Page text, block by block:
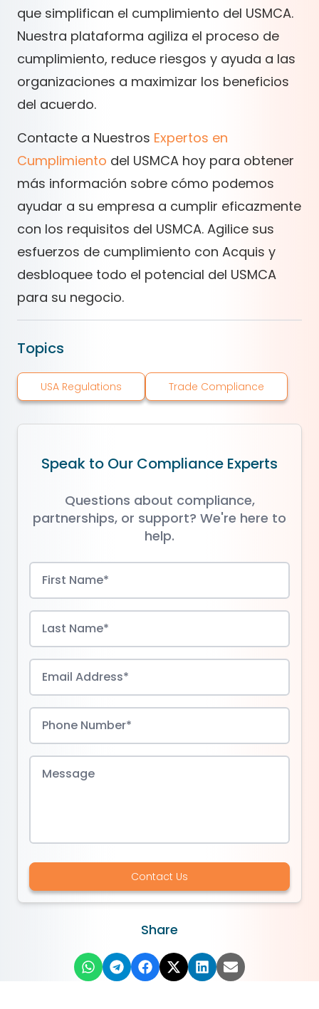
que simplifican el cumplimiento del USMCA.
Nuestra plataforma agiliza el proceso de
cumplimiento, reduce riesgos y ayuda a las
organizaciones a maximizar los beneficios
del acuerdo.
Contacte a Nuestros Expertos en
Cumplimiento del USMCA hoy para obtener
más información sobre cómo podemos
ayudar a su empresa a cumplir eficazmente
con los requisitos del USMCA. Agilice sus
esfuerzos de cumplimiento con Acquis y
desbloquee todo el potencial del USMCA
para su negocio.
Topics
USA Regulations Trade Compliance
Speak to Our Compliance Experts
Questions about compliance,
partnerships, or support? We're here to
help.
Contact Us
Share